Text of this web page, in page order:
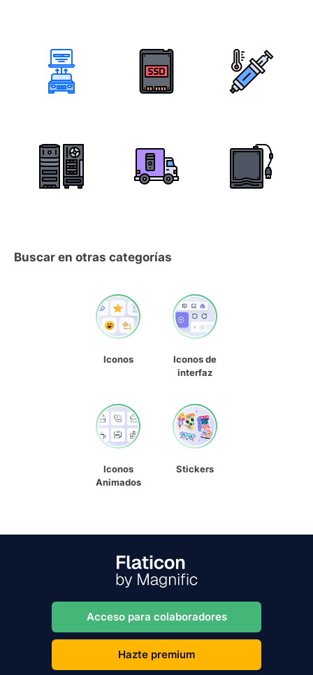
Buscar en otras categorías
Iconos
Iconos de
interfaz
Iconos
Animados
Stickers
Acceso para colaboradores
Hazte premium